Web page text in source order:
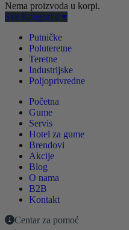
Nema proizvoda u korpi.
Sve kategorije
Putničke
Poluteretne
Teretne
Industrijske
Poljoprivredne
Početna
Gume
Servis
Hotel za gume
Brendovi
Akcije
Blog
O nama
B2B
Kontakt
Centar za pomoć